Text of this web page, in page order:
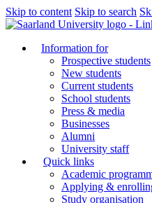
Skip to content Skip to search
Information for
Prospective students
New students
Current students
School students
Press & media
Businesses
Alumni
University staff
Quick links
Academic
Applying &
Study organisation